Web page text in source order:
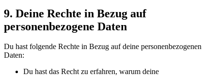
9. Deine Rechte in Bezug auf
personenbezogene Daten
Du hast folgende Rechte in Bezug auf deine personenbezogenen
Daten:
Du hast das Recht zu erfahren, warum deine